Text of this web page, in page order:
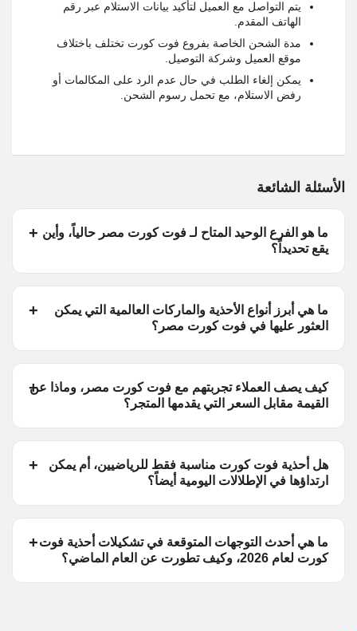
يتم التواصل مع العميل لتأكيد بيانات الاستلام عبر رقم
الهاتف المقدم.
مدة الشحن الخاصة بفروع فوت كورت تختلف باختلاف
موقع العميل وشركة التوصيل.
يمكن إلغاء الطلب في حال عدم الرد على المكالمات أو
رفض الاستلام، مع تحمل رسوم الشحن.
الأسئلة الشائعة
ما هو الفرع الوحيد المتاح لـ فوت كورت مصر حالياً، وأين
يقع تحديداً؟
ما هي أبرز أنواع الأحذية والماركات العالمية التي يمكن
العثور عليها في فوت كورت مصر؟
كيف يصف العملاء تجربتهم مع فوت كورت مصر، وماذا عن
القيمة مقابل السعر التي يقدمها المتجر؟
هل أحذية فوت كورت مناسبة فقط للرياضيين، أم يمكن
ارتداؤها في الإطلالات اليومية أيضاً؟
ما هي أحدث التوجهات المتوقعة في تشكيلات أحذية فوت
كورت لعام 2026، وكيف تطورت عن العام الماضي؟